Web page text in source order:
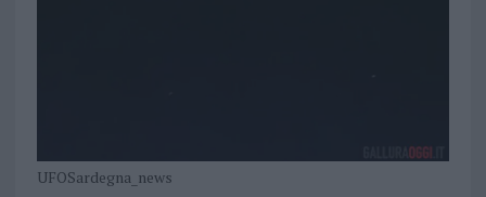
UFOSardegna_news